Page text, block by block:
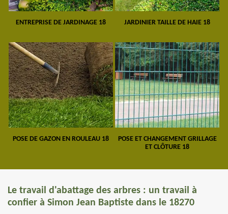
ENTREPRISE DE JARDINAGE 18 JARDINIER TAILLE DE HAIE 18
POSE DE GAZON EN ROULEAU 18
POSE ET CHANGEMENT GRILLAGE
ET CLÔTURE 18
Le travail d'abattage des arbres : un travail à
confier à Simon Jean Baptiste dans le 18270